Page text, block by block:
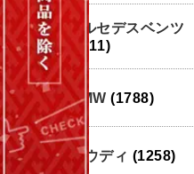
メルセデスベンツ
(1911)
BMW (1788)
アウディ (1258)